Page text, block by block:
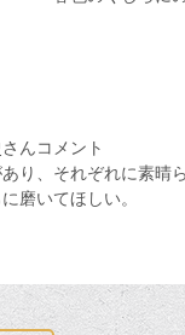
んコメント
あり、それぞれに素
いてほしい。